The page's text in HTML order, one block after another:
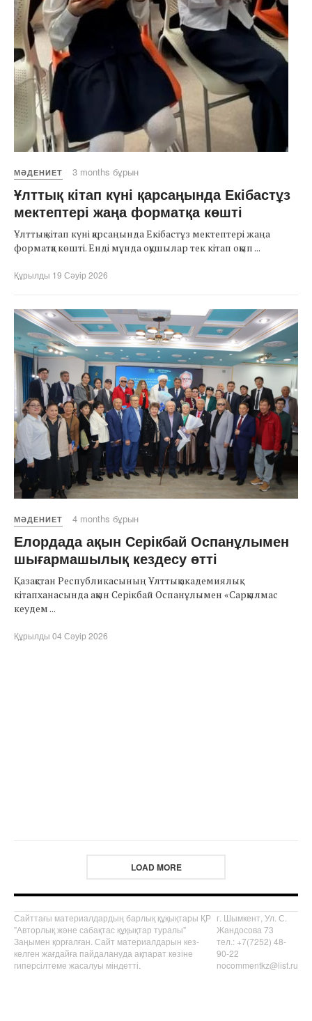
МӘДЕНИЕТ 3 months бұрын
Ұлттық кітап күні қарсаңында Екібастұз
мектептері жаңа форматқа көшті
Ұлттық кітап күні қарсаңында Екібастұз мектептері жаңа
форматқа көшті. Енді мұнда оқушылар тек кітап оқып ...
Құрылды 19 Сәуір 2026
МӘДЕНИЕТ 4 months бұрын
Елордада ақын Серікбай Оспанұлымен
шығармашылық кездесу өтті
Қазақстан Республикасының Ұлттық академиялық
кітапханасында ақын Серікбай Оспанұлымен «Сарқылмас
кеудем ...
Құрылды 04 Сәуір 2026
LOAD MORE
Сайттағы материалдардың барлық құқықтары ҚР
"Авторлық және сабақтас құқықтар туралы"
Заңымен қорғалған. Сайт материалдарын кез-
келген жағдайға пайдалануда ақпарат көзіне
гиперсілтеме жасалуы міндетті.
г. Шымкент, Ул. С.
Жандосова 73
тел.: +7(7252) 48-
90-22
nocommentkz@list.ru